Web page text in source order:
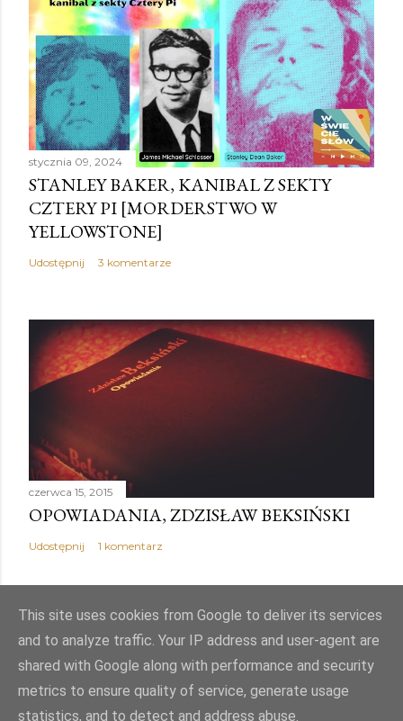
stycznia 09, 2024
STANLEY BAKER, KANIBAL Z SEKTY
CZTERY PI [MORDERSTWO W
YELLOWSTONE]
Udostępnij 3 komentarze
czerwca 15, 2015
OPOWIADANIA, ZDZISŁAW BEKSIŃSKI
Udostępnij 1 komentarz
Obsługiwane przez usługę Blogger
Autor obrazów motywu:Mae Burke
This site uses cookies from Google to deliver its services
and to analyze traffic. Your IP address and user-agent are
shared with Google along with performance and security
metrics to ensure quality of service, generate usage
statistics, and to detect and address abuse.